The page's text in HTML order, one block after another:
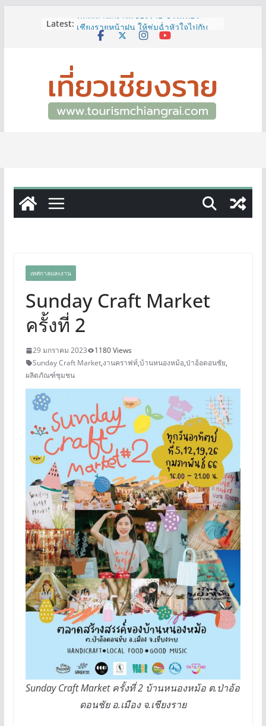
Latest: ททท.สำนักงานเชียงราย ชวนเที่ยว
เชียงรายหน้าฝน ให้ชุ่มฉ่ำหัวใจไปกับ
เลขสวย หมวด ขจ เปิดประมูลออนไลน์
แล้ววันนี้ เลขเด่น เลขมงคล ความหมาย
ดีมีให้เลือกหลากหลายทั้ง 301 หมายเลข
3 พิกัด ที่เที่ยวชมงานเทศกาลโล้ชิงช้า
ยกระดับตลาดสด 100 ปี สู่พิพิธภัณฑ์
ศิลปะมีชีวิต หนุนเศรษฐกิจสร้างสรรค์
เทศกาลและงาน
Sunday Craft Market
ครั้งที่ 2
29 มกราคม 2023
1180 Views
Sunday Craft Market,งานคราฟท์,บ้านหนองหม้อ,ป่าอ้อดอนชัย,
ผลิตภัณฑ์​ชุมชน
Sunday Craft Market ครั้งที่ 2 บ้านหนองหม้อ ต.ป่าอ้อ
ดอนชัย อ.เมือง จ.เชียงราย